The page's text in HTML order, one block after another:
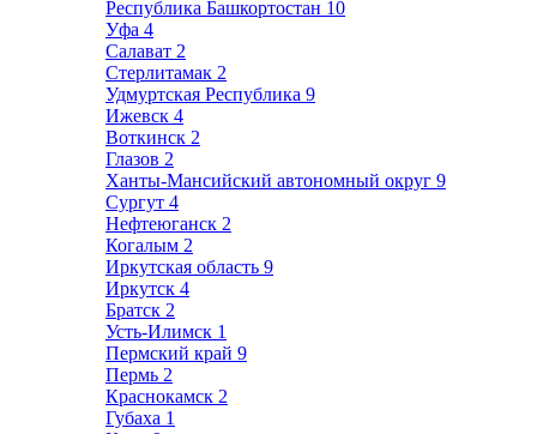
Республика Башкортостан 10
Уфа 4
Салават 2
Стерлитамак 2
Удмуртская Республика 9
Ижевск 4
Воткинск 2
Глазов 2
Ханты-Мансийский автономный округ 9
Сургут 4
Нефтеюганск 2
Когалым 2
Иркутская область 9
Иркутск 4
Братск 2
Усть-Илимск 1
Пермский край 9
Пермь 2
Краснокамск 2
Губаха 1